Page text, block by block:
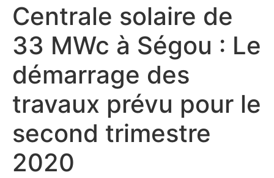
Centrale solaire de
33 MWc à Ségou : Le
démarrage des
travaux prévu pour le
second trimestre
2020